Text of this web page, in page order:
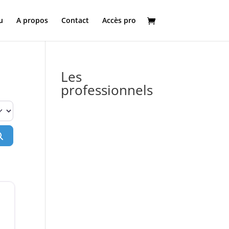
A propos Contact Accès pro
Les
professionnels